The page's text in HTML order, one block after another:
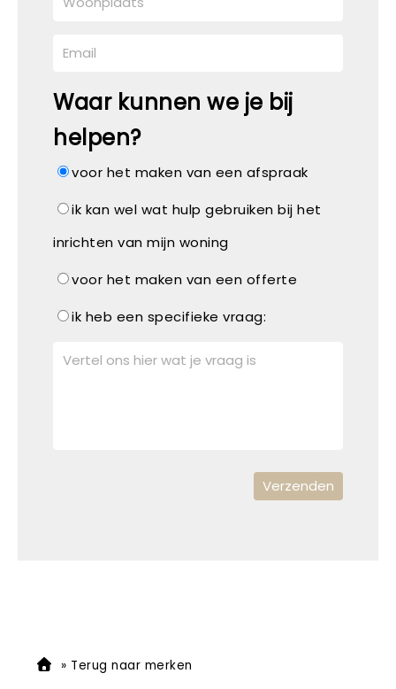
Waar kunnen we je bij
helpen?
voor het maken van een afspraak
ik kan wel wat hulp gebruiken bij het
inrichten van mijn woning
voor het maken van een offerte
ik heb een specifieke vraag:
» Terug naar merken